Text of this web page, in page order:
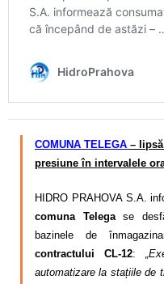
COMUNA TELEGA –
presiune în intervalele
HIDRO PRAHOVA S.A.
comuna Telegase
bazinele de
contractului CL-12:
automatizare la stațiile de